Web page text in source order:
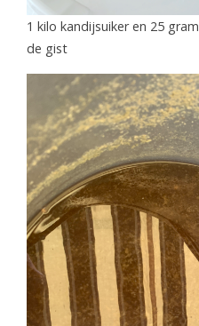
1 kilo kandijsuiker en 25
de gist